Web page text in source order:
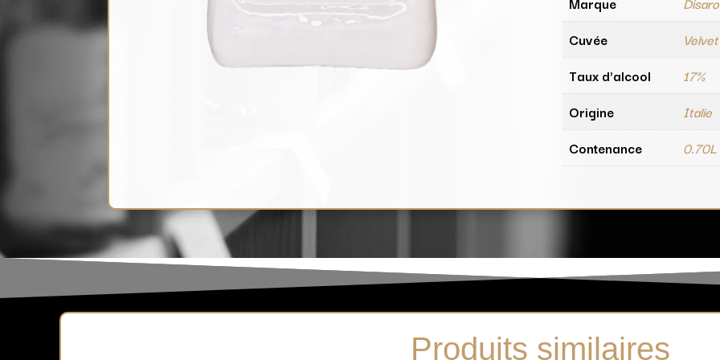
Cuvée
Velvet
Taux d'alcool
17%
Origine
Italie
Contenance
0.70L
Produits similaires